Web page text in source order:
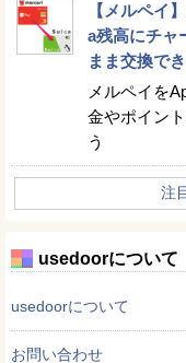
【メルペイ
a残高にチャ
まま交換で
メルペイを
金やポイン
う
注
usedoorについて
usedoorについて
お問い合わせ